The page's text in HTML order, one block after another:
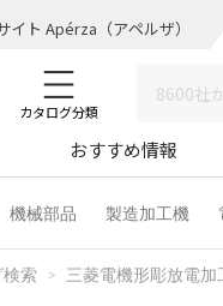
ト Apérza（アペルザ）
カタログ分類
おすすめ情報
機械部品 製造加工機
索 三菱電機形彫放電